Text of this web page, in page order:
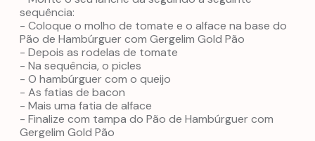
sequência:
- Coloque o molho de tomate e o alface na base do
Pão de Hambúrguer com Gergelim Gold Pão
- Depois as rodelas de tomate
- Na sequência, o picles
- O hambúrguer com o queijo
- As fatias de bacon
- Mais uma fatia de alface
- Finalize com tampa do Pão de Hambúrguer com
Gergelim Gold Pão